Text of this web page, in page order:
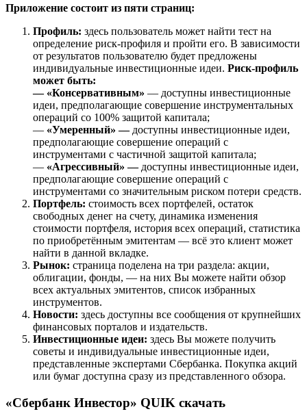
Приложение состоит из пяти страниц:
Профиль: здесь пользователь может найти тест на
определение риск-профиля и пройти его. В зависимости
от результатов пользователю будет предложены
индивидуальные инвестиционные идеи. Риск-профиль
может быть:
— «Консервативным» — доступны инвестиционные
идеи, предполагающие совершение инструментальных
операций со 100% защитой капитала;
— «Умеренный» —доступны инвестиционные идеи,
предполагающие совершение операций с
инструментами с частичной защитой капитала;
— «Агрессивный» —доступны инвестиционные идеи,
предполагающие совершение операций с
инструментами со значительным риском потери средств.
Портфель: стоимость всех портфелей, остаток
свободных денег на счету, динамика изменения
стоимости портфеля, история всех операций, статистика
по приобретённым эмитентам — всё это клиент может
найти в данной вкладке.
Рынок: страница поделена на три раздела: акции,
облигации, фонды, — на них Вы можете найти обзор
всех актуальных эмитентов, список избранных
инструментов.
Новости: здесь доступны все сообщения от крупнейших
финансовых порталов и издательств.
Инвестиционные идеи: здесь Вы можете получить
советы и индивидуальные инвестиционные идеи,
представленные экспертами Сбербанка. Покупка акций
или бумаг доступна сразу из представленного обзора.
«Сбербанк Инвестор» QUIK скачать